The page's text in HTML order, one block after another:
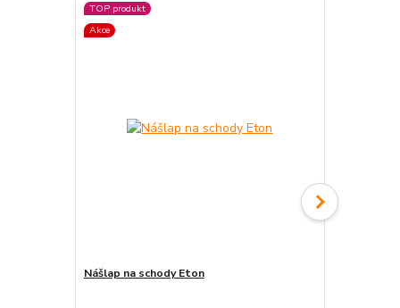
TOP produkt
Akce
Nášlap na schody Eton